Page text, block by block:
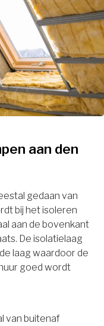
aan den
gedaan van
bij het isoleren
aan de bovenkant
De isolatielaag
laag waardoor de
goed wordt
van buitenaf